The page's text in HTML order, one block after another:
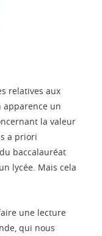
relatives aux
apparence un
la valeur
a priori
baccalauréat
lycée. Mais cela
une lecture
qui nous